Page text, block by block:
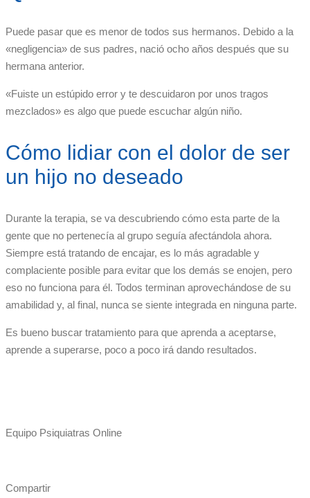
Puede pasar que es menor de todos sus hermanos. Debido a la
«negligencia» de sus padres, nació ocho años después que su
hermana anterior.
«Fuiste un estúpido error y te descuidaron por unos tragos
mezclados» es algo que puede escuchar algún niño.
Cómo lidiar con el dolor de ser
un hijo no deseado
Durante la terapia, se va descubriendo cómo esta parte de la
gente que no pertenecía al grupo seguía afectándola ahora.
Siempre está tratando de encajar, es lo más agradable y
complaciente posible para evitar que los demás se enojen, pero
eso no funciona para él. Todos terminan aprovechándose de su
amabilidad y, al final, nunca se siente integrada en ninguna parte.
Es bueno buscar tratamiento para que aprenda a aceptarse,
aprende a superarse, poco a poco irá dando resultados.
Equipo Psiquiatras Online
Compartir